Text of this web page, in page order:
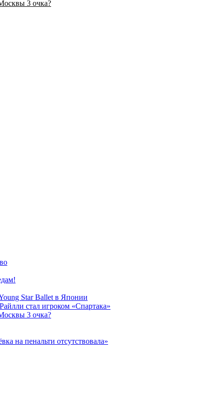
3 очка?
Star Ballet в Японии
стал игроком «Спартака»
3 очка?
на пенальти отсутствовала»